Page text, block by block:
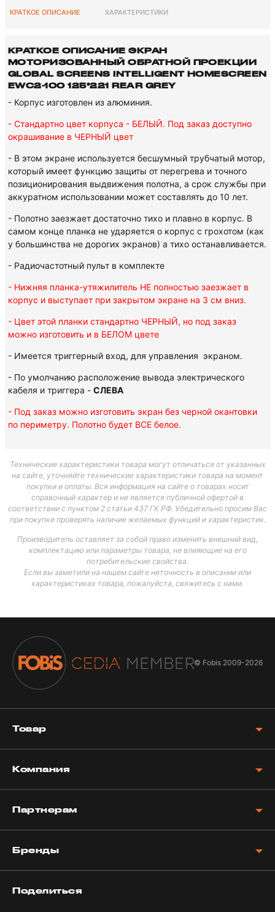
КРАТКОЕ ОПИСАНИЕ ХАРАКТЕРИСТИКИ
КРАТКОЕ ОПИСАНИЕ ЭКРАН
МОТОРИЗОВАННЫЙ ОБРАТНОЙ ПРОЕКЦИИ
GLOBAL SCREENS INTELLIGENT HOMESCREEN
EWC2-100 125*221 REAR GREY
- Корпус изготовлен из алюминия.
- Стандартно цвет корпуса - БЕЛЫЙ. Под заказ доступно
окрашивание в ЧЕРНЫЙ цвет
- В этом экране используется бесшумный трубчатый мотор,
который имеет функцию защиты от перегрева и точного
позиционирования выдвижения полотна, а срок службы при
аккуратном использовании может составлять до 10 лет.
- Полотно заезжает достаточно тихо и плавно в корпус. В
самом конце планка не ударяется о корпус с грохотом (как
у большинства не дорогих экранов) а тихо останавливается.
- Радиочастотный пульт в комплекте
- Нижняя планка-утяжилитель НЕ полностью заезжает в
корпус и выступает при закрытом экране на 3 см вниз.
- Цвет этой планки стандартно ЧЕРНЫЙ, но под заказ
можно изготовить и в БЕЛОМ цвете
- Имеется триггерный вход, для управления экраном.
- По умолчанию расположение вывода электрического
кабеля и триггера - СЛЕВА
- Под заказ можно изготовить экран без черной окантовки
по периметру. Полотно будет ВСЕ белое.
Технические характеристики товара могут отличаться от указанных
на сайте, уточняйте технические характеристики товара на момент
покупки и оплаты. Вся информация на сайте о товарах носит
справочный характер и не является публичной офертой в
соответствии с пунктом 2 статьи 437 ГК РФ. Убедительно просим Вас
при покупке проверять наличие желаемых функций и характеристик.
Производитель оставляет за собой право изменить внешний вид,
комплектацию или параметры товара, не влияющие на его
потребительские свойства.
Если вы заметили на нашем сайте неточность в описании или
характеристиках товара, пожалуйста, свяжитесь с нами.
© Fobis 2009-2026
Товар
Компания
Партнерам
Бренды
Поделиться